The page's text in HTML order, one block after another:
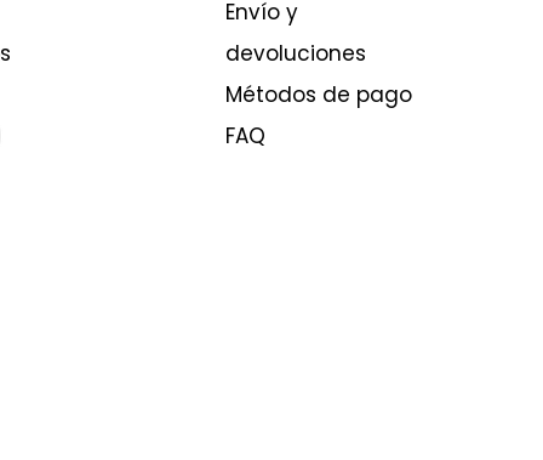
Envío y
devoluciones
Métodos de pago
FAQ